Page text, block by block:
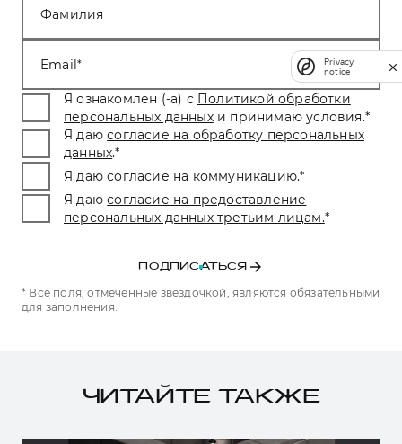
Фамилия
Email
Я ознакомлен (-а) с Политикой обработки
персональных данных и принимаю условия.*
Я даю согласие на обработку персональных
данных.*
Я даю согласие на коммуникацию.*
Я даю согласие на предоставление
персональных данных третьим лицам.*
ПОДПИСАТЬСЯ
* Все поля, отмеченные звездочкой, являются обязательными
для заполнения.
ЧИТАЙТЕ ТАКЖЕ
Privacy
notice